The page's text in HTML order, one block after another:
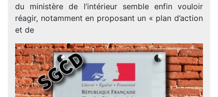
du ministère de l’intérieur semble enfin vouloir
réagir, notamment en proposant un « plan d’action
et de